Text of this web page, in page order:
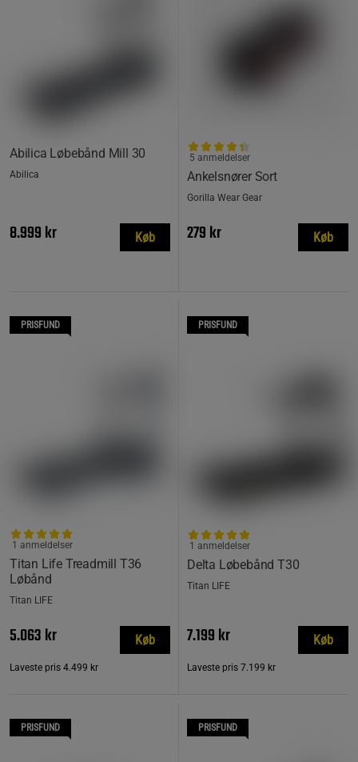
Abilica Løbebånd Mill 30
Abilica
8.999 kr Køb
Ankelsnører Sort
5 anmeldelser
Gorilla Wear Gear
279 kr Køb
PRISFUND
Titan Life Treadmill T36
Løbånd
1 anmeldelser
Titan LIFE
5.063 kr
Laveste pris 4.499 kr
Køb
PRISFUND
Delta Løbebånd T30
1 anmeldelser
Titan LIFE
7.199 kr
Laveste pris 7.199 kr
Køb
PRISFUND PRISFUND